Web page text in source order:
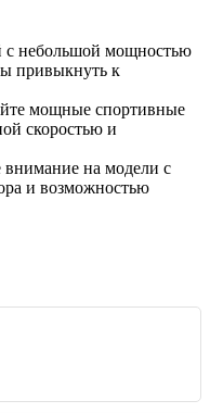
с небольшой мощностью
привыкнуть к
мощные спортивные
скоростью и
на модели с
и возможностью